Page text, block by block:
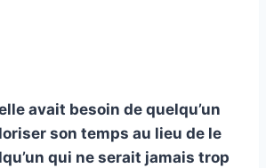
avait besoin de quelqu’un
son temps au lieu de le
qui ne serait jamais trop